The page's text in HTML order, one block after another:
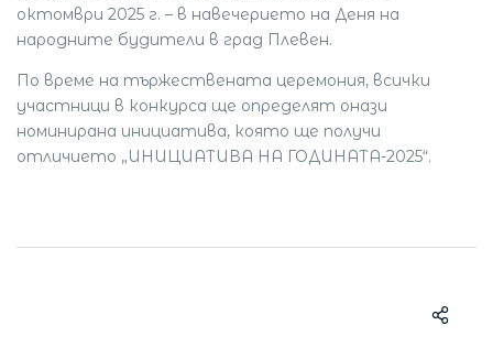
октомври 2025 г. – в навечерието на Деня на
народните будители в град Плевен.
По време на тържествената церемония, всички
участници в конкурса ще определят онази
номинирана инициатива, която ще получи
отличието „ИНИЦИАТИВА НА ГОДИНАТА-2025“.